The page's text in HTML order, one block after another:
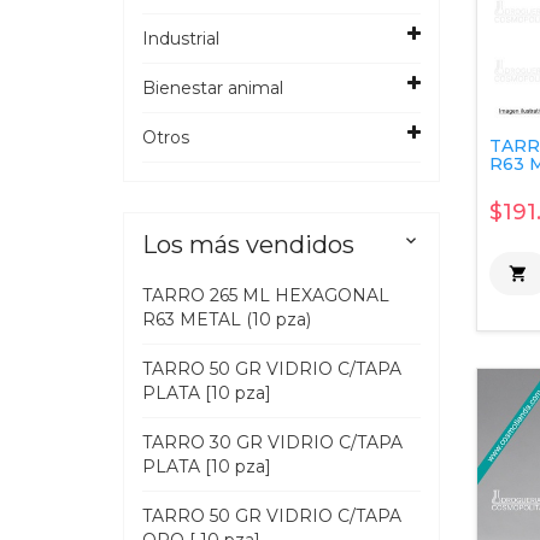
R63

Industrial
Bienestar animal
Otros
Los más vendidos 
TARRO 265 ML HEXAGONAL
R63 METAL (10 pza)
TARRO 50 GR VIDRIO C/TAPA
PLATA [10 pza]
TARRO 30 GR VIDRIO C/TAPA
PLATA [10 pza]
TARRO 50 GR VIDRIO C/TAPA